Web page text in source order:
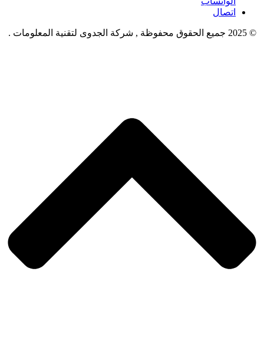
اتصال
© 2025 جميع الحقوق محفوظة , شركة الجدوى لتقنية المعلومات .